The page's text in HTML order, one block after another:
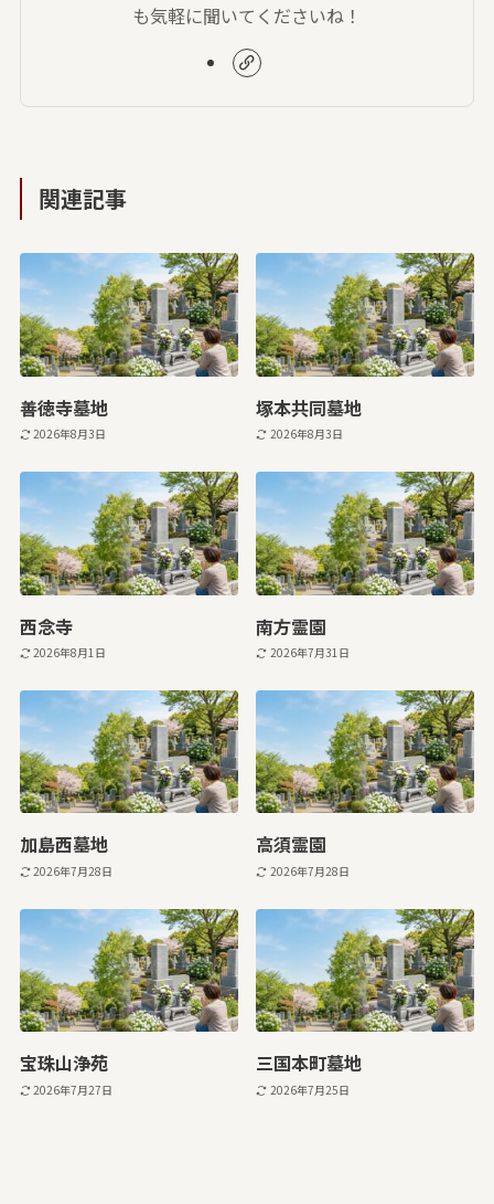
も気軽に聞いてくださいね！
関連記事
善徳寺墓地
2026年8月3日
塚本共同墓地
2026年8月3日
西念寺
2026年8月1日
南方霊園
2026年7月31日
加島西墓地
2026年7月28日
高須霊園
2026年7月28日
宝珠山浄苑
2026年7月27日
三国本町墓地
2026年7月25日